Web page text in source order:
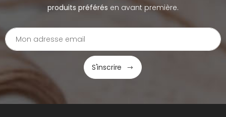
produits préférés en avant première.
S'inscrire